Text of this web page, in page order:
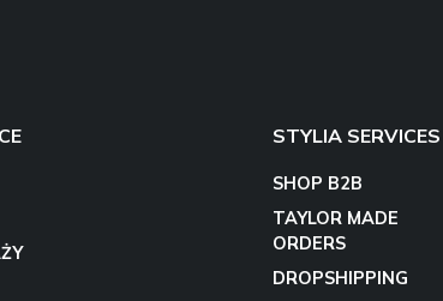
STYLIA SERVICES
SHOP B2B
TAYLOR MADE
ORDERS
DROPSHIPPING